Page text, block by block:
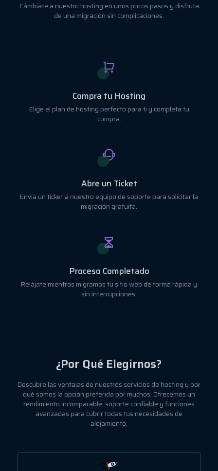
Cámbiate a nuestro hosting en unos pocos pasos y disfruta
de una migración sin complicaciones.
Compra tu Hosting
Elige el plan de hosting perfecto para ti y completa tu
compra.
Abre un Ticket
Envía un ticket a nuestro equipo de soporte para solicitar la
migración gratuita.
Proceso Completado
Relájate mientras migramos tu sitio web de forma rápida y
sin interrupciones.
¿Por Qué Elegirnos?
Descubre las ventajas de nuestros servicios de hosting y por
qué somos la opción preferida por muchos. Ofrecemos un
rendimiento incomparable, soporte confiable y funciones
avanzadas para cubrir todas tus necesidades de
alojamiento.